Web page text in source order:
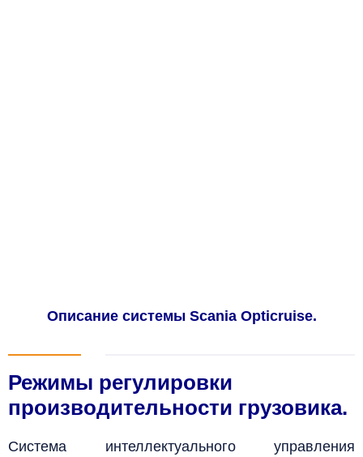
Описание системы Scania Opticruise.
Режимы регулировки
производительности грузовика.
Система интеллектуального управления